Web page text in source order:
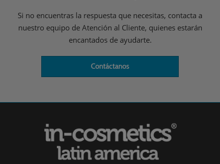
Si no encuentras la respuesta que necesitas, contacta a
nuestro equipo de Atención al Cliente, quienes estarán
encantados de ayudarte.
Contáctanos